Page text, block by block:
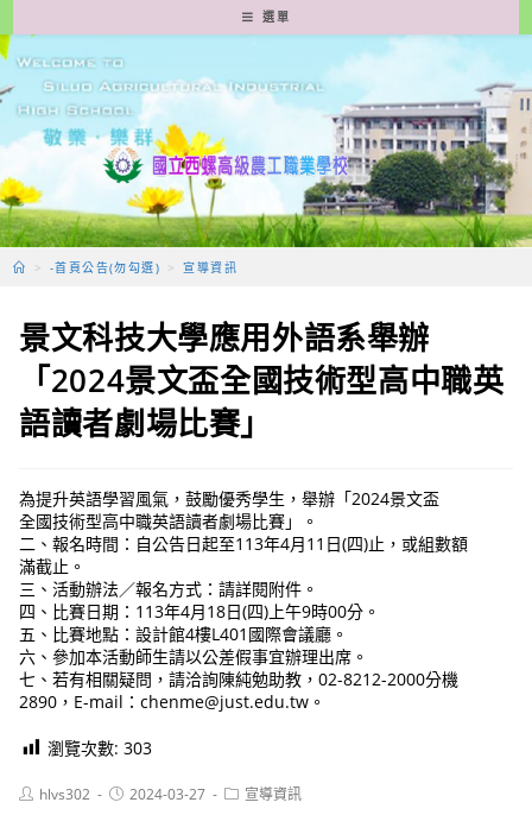
轉
至
要
容
選單
> -首頁公告(勿勾選) > 宣導資訊
景文科技大學應用外語系舉辦
「2024景文盃全國技術型高中職英
語讀者劇場比賽」
為提升英語學習風氣，鼓勵優秀學生，舉辦「2024景文盃
全國技術型高中職英語讀者劇場比賽」。
二、報名時間：自公告日起至113年4月11日(四)止，或組數額
滿截止。
三、活動辦法／報名方式：請詳閱附件。
四、比賽日期：113年4月18日(四)上午9時00分。
五、比賽地點：設計館4樓L401國際會議廳。
六、參加本活動師生請以公差假事宜辦理出席。
七、若有相關疑問，請洽詢陳純勉助教，02-8212-2000分機
2890，E-mail：chenme@just.edu.tw。
瀏覽次數: 303
Posthlvs302
Post2024-03-27
Post宣導資訊